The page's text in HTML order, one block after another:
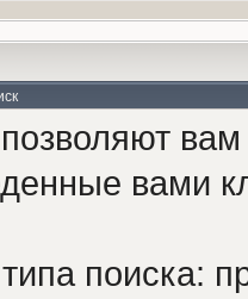
вами
поиска: